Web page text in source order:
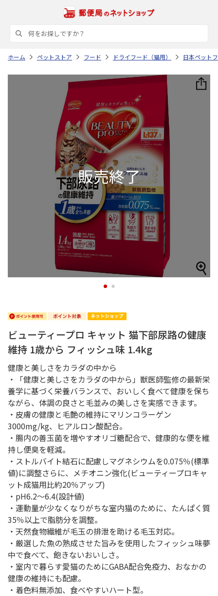
ホーム ペットストア フード ドライフード（猫用） 日本ペット
1 2
ビューティープロ キャット 猫下部尿路の健康
維持 1歳から フィッシュ味 1.4kg
健康と美しさをカラダの中から
・「健康と美しさをカラダの中から」獣医師監修の最新栄
養学に基づく栄養バランスで、おいしく食べて健康を保ち
ながら、体調の良さと毛並みの美しさを実感できます。
・皮膚の健康と毛艶の維持にマリンコラーゲン
3000mg/kg、ヒアルロン酸配合。
・腸内の善玉菌を増やすオリゴ糖配合で、健康的な便を維
持し便臭を軽減。
・ストルバイト結石に配慮しマグネシウムを0.075％(標準
値)に調整さらに、メチオニン強化(ビューティープロキャ
ット成猫用比約20％アップ)
・pH6.2～6.4(設計値)
・運動量が少なくなりがちな室内猫のために、たんぱく質
35％以上で脂肪分を調整。
・天然食物繊維が毛玉の排泄を助ける毛玉対応。
・厳選した魚の熟成させた旨みを使用したフィッシュ味夢
中で食べて、飽きないおいしさ。
・室内で暮らす愛猫のためにGABA配合免疫力、おなかの
健康の維持にも配慮。
・着色料無添加、食べやすいハート型。